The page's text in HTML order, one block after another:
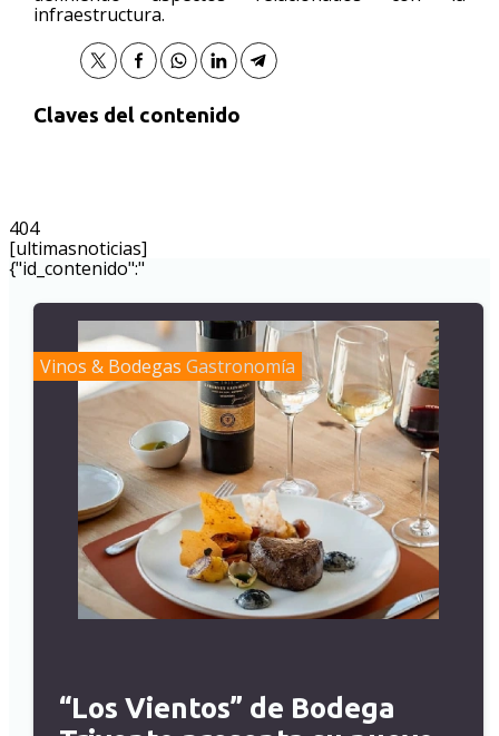
404
[ultimasnoticias]
infraestructura.
Claves del contenido
{"id_contenido":"
Vinos & Bodegas Gastronomía
“Los Vientos” de Bodega